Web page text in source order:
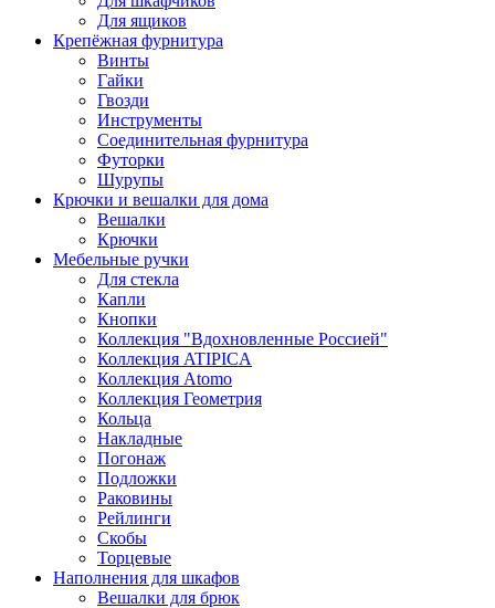
Для ящиков
Крепёжная фурнитура
Винты
Гайки
Гвозди
Инструменты
Соединительная фурнитура
Футорки
Шурупы
Крючки и вешалки для дома
Вешалки
Крючки
Мебельные ручки
Для стекла
Капли
Кнопки
Коллекция "Вдохновленные Россией"
Коллекция ATIPICA
Коллекция Atomo
Коллекция Геометрия
Кольца
Накладные
Погонаж
Подложки
Раковины
Рейлинги
Скобы
Торцевые
Наполнения для шкафов
Вешалки для брюк